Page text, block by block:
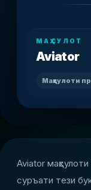
МАҲСУЛОТ
Aviator
Маҳсулоти
Aviator
суръати тези